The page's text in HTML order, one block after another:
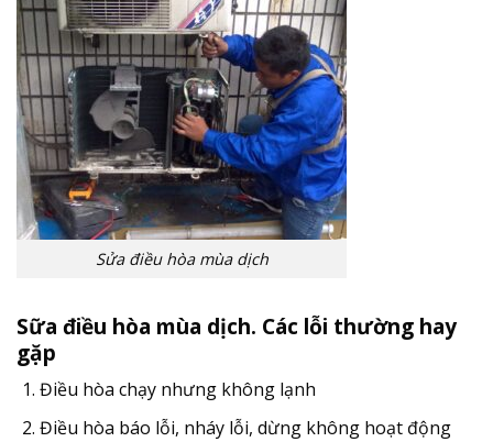
Sửa điều hòa mùa dịch
Sữa điều hòa mùa dịch. Các lỗi thường hay
gặp
Điều hòa chạy nhưng không lạnh
Điều hòa báo lỗi, nháy lỗi, dừng không hoạt động